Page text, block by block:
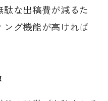
な出稿費が減るた
グ機能が高ければ